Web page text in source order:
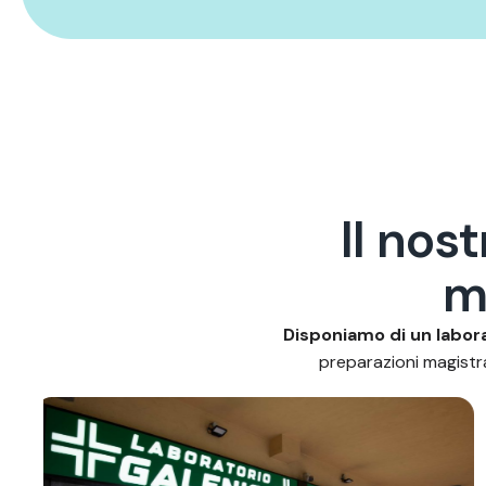
Il nost
Disponiamo di un
preparazioni